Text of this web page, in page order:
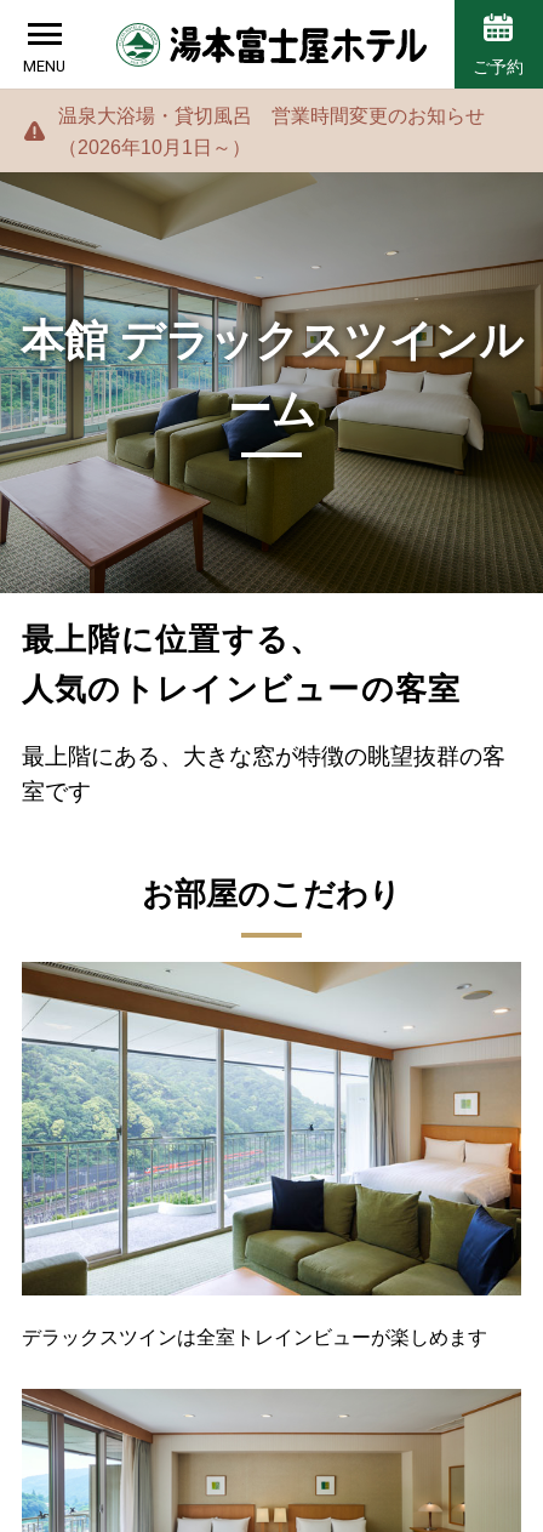
MENU ご予約
温泉大浴場・貸切風呂 営業時間変更のお知らせ
（2026年10月1日～）
本館 デラックスツインル
ーム
最上階に位置する、
人気のトレインビューの客室
最上階にある、大きな窓が特徴の眺望抜群の客
室です
お部屋のこだわり
デラックスツインは全室トレインビューが楽しめます